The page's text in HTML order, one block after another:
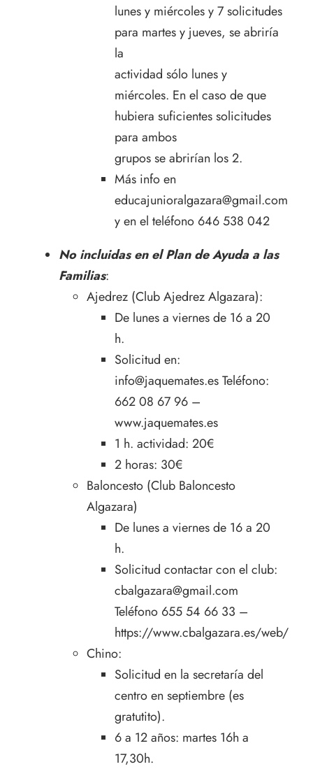
lunes y miércoles y 7 solicitudes
para martes y jueves, se abriría
la
actividad sólo lunes y
miércoles. En el caso de que
hubiera suficientes solicitudes
para ambos
grupos se abrirían los 2.
Más info en
educajunioralgazara@gmail.com
y en el teléfono 646 538 042
No incluidas en el Plan de Ayuda a las
Familias:
Ajedrez (Club Ajedrez Algazara):
De lunes a viernes de 16 a 20
h.
Solicitud en:
info@jaquemates.es Teléfono:
662 08 67 96 –
www.jaquemates.es
1 h. actividad: 20€
2 horas: 30€
Baloncesto (Club Baloncesto
Algazara)
De lunes a viernes de 16 a 20
h.
Solicitud contactar con el club:
cbalgazara@gmail.com
Teléfono 655 54 66 33 –
https://www.cbalgazara.es/web/
Chino:
Solicitud en la secretaría del
centro en septiembre (es
gratutito).
6 a 12 años: martes 16h a
17,30h.